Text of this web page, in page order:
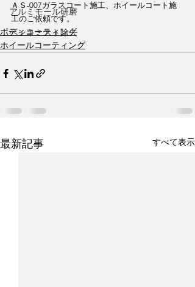
アルミモール研磨
ペンキミスト除去
ＡＳ-007ガラスコート施工、ホイールコート施
工のご依頼です。
ボディコーティング
ホイールコーティング
最新記事 すべて表示